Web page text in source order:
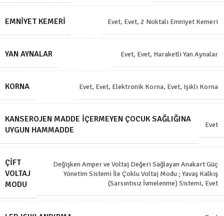
EMNIYET KEMERI Evet, Evet, 2 Noktalı Emniyet Kemeri
YAN AYNALAR Evet, Evet, Haraketli Yan Aynalar
KORNA Evet, Evet, Elektronik Korna, Evet, Işıklı Korna
KANSEROJEN MADDE İÇERMEYEN ÇOCUK SAĞLIĞINA
UYGUN HAMMADDE
Evet
ÇIFT
VOLTAJ
MODU
Değişken Amper ve Voltaj Değeri Sağlayan Anakart Güç
Yönetim Sistemi İle Çoklu Voltaj Modu ; Yavaş Kalkış
(Sarsıntısız İvmelenme) Sistemi, Evet